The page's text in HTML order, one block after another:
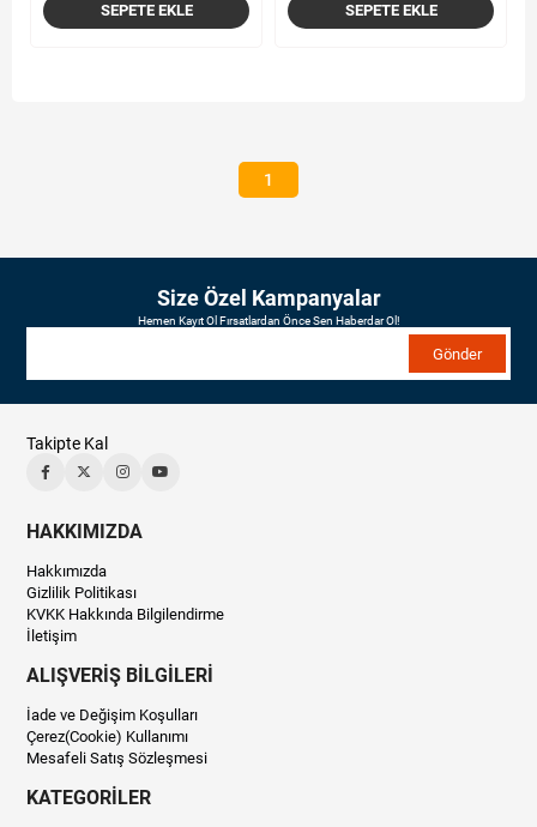
SEPETE EKLE SEPETE EKLE
1
Size Özel Kampanyalar
Hemen Kayıt Ol Fırsatlardan Önce Sen Haberdar Ol!
Gönder
Takipte Kal
HAKKIMIZDA
Hakkımızda
Gizlilik Politikası
KVKK Hakkında Bilgilendirme
İletişim
ALIŞVERİŞ BİLGİLERİ
İade ve Değişim Koşulları
Çerez(Cookie) Kullanımı
Mesafeli Satış Sözleşmesi
KATEGORİLER